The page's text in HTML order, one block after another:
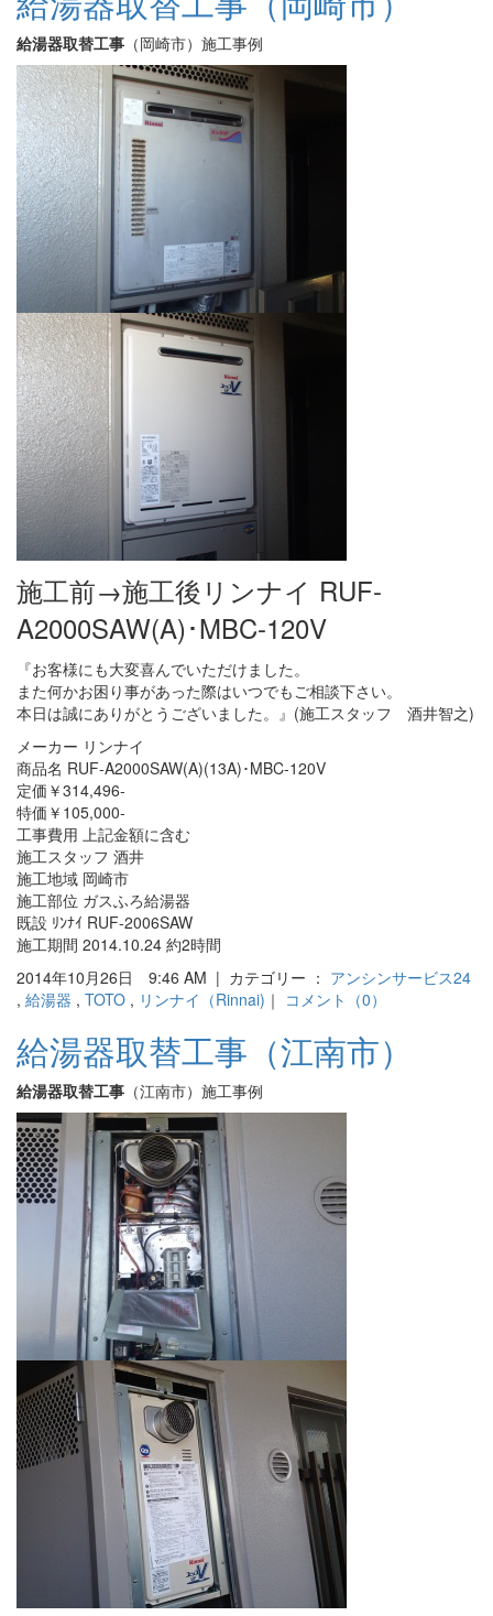
給湯器取替工事 （岡崎市）施工事例
施工前→施工後リンナイ RUF-
A2000SAW(A)･MBC-120V
『お客様にも大変喜んでいただけました。
また何かお困り事があった際はいつでもご相談下さい。
本日は誠にありがとうございました。』(施工スタッフ 酒井智之)
メーカー リンナイ
商品名 RUF-A2000SAW(A)(13A)･MBC-120V
定価￥314,496-
特価￥105,000-
工事費用 上記金額に含む
施工スタッフ 酒井
施工地域 岡崎市
施工部位 ガスふろ給湯器
既設 ﾘﾝﾅｲ RUF-2006SAW
施工期間 2014.10.24 約2時間
2014年10月26日 9:46 AM | カテゴリー ： アンシンサービス24
, 給湯器 , TOTO , リンナイ（Rinnai) ｜ コメント（0）
給湯器取替工事（江南市）
給湯器取替工事 （江南市）施工事例